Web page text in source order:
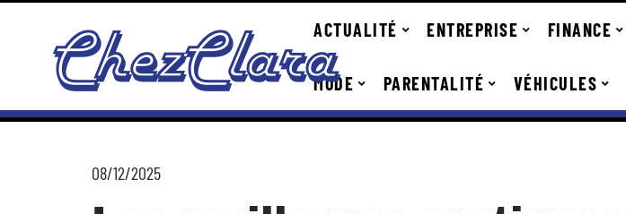
ACTUALITÉ ENTREPRISE FINANCE
MODE PARENTALITÉ VÉHICULES
08/12/2025